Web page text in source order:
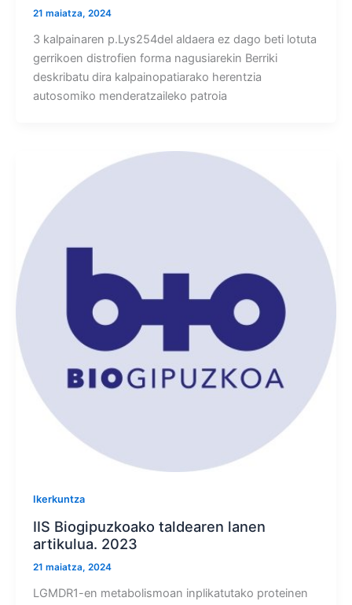
21 maiatza, 2024
3 kalpainaren p.Lys254del aldaera ez dago beti lotuta
gerrikoen distrofien forma nagusiarekin Berriki
deskribatu dira kalpainopatiarako herentzia
autosomiko menderatzaileko patroia
Ikerkuntza
IIS Biogipuzkoako taldearen lanen
artikulua. 2023
21 maiatza, 2024
LGMDR1-en metabolismoan inplikatutako proteinen